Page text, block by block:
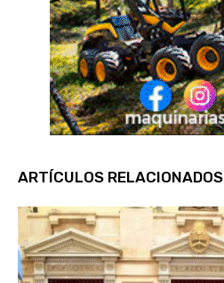
ARTÍCULOS RELACIONADOS